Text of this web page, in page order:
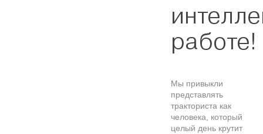
работе!
Мы привыкли
представлять
тракториста как
человека, который
целый день крутит